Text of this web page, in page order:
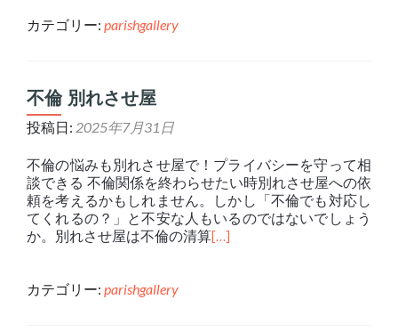
カテゴリー: parishgallery
不倫 別れさせ屋
投稿日: 2025年7月31日
不倫の悩みも別れさせ屋で！プライバシーを守って相
談できる 不倫関係を終わらせたい時別れさせ屋への依
頼を考えるかもしれません。しかし「不倫でも対応し
てくれるの？」と不安な人もいるのではないでしょう
か。別れさせ屋は不倫の清算[…]
カテゴリー: parishgallery